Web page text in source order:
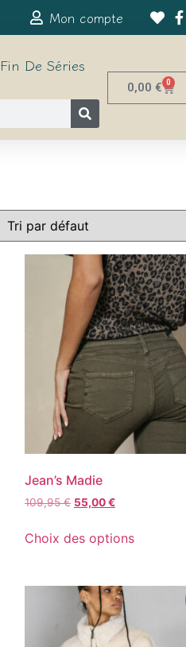
Mon compte
Fin De Séries
0,00 € 0
Jean’s Madie
109,95€ 55,00€
Choix des options